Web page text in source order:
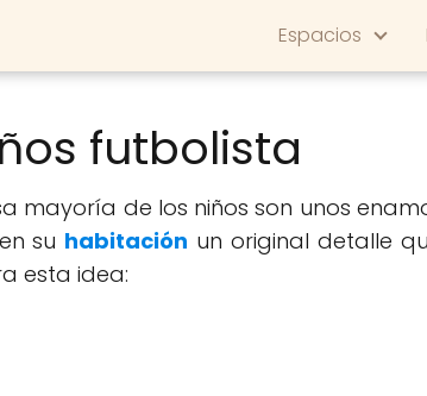
Espacios
futbolista
mayoría de los niños son unos
su habitación un original detalle
esta idea: